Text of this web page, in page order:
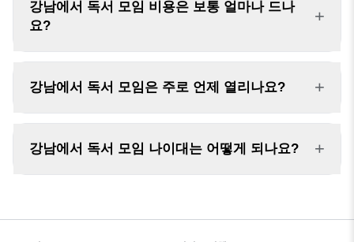
강남에서 독서 모임 비용은 보통 얼마나 드나
요?
+
강남에서 독서 모임은 주로 언제 열리나요? +
강남에서 독서 모임 나이대는 어떻게 되나요? +